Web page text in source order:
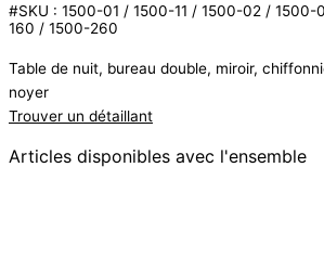
#SKU : 1500-01 / 1500-11 / 1500-02 /
160 / 1500-260
Table de nuit, bureau double, miroir,
noyer
Trouver un détaillant
Articles disponibles avec l'ensemble